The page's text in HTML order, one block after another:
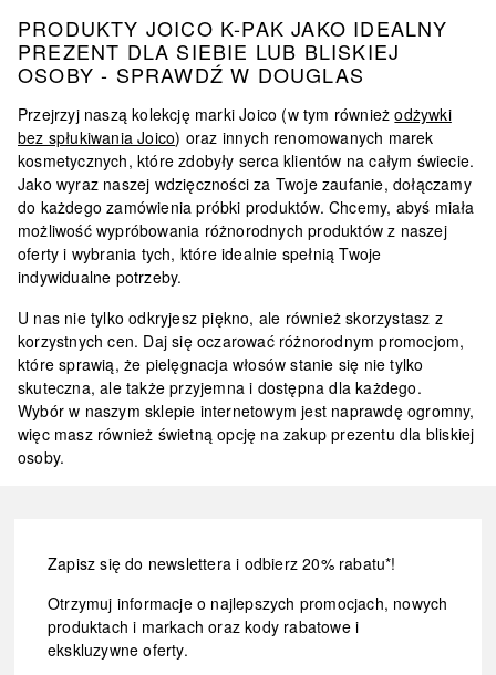
PRODUKTY JOICO K-PAK JAKO IDEALNY
PREZENT DLA SIEBIE LUB BLISKIEJ
OSOBY - SPRAWDŹ W DOUGLAS
Przejrzyj naszą kolekcję marki Joico (w tym równieżodżywki
bez spłukiwania Joico) oraz innych renomowanych marek
kosmetycznych, które zdobyły serca klientów na całym świecie.
Jako wyraz naszej wdzięczności za Twoje zaufanie, dołączamy
do każdego zamówienia próbki produktów. Chcemy, abyś miała
możliwość wypróbowania różnorodnych produktów z naszej
oferty i wybrania tych, które idealnie spełnią Twoje
indywidualne potrzeby.
U nas nie tylko odkryjesz piękno, ale również skorzystasz z
korzystnych cen. Daj się oczarować różnorodnym promocjom,
które sprawią, że pielęgnacja włosów stanie się nie tylko
skuteczna, ale także przyjemna i dostępna dla każdego.
Wybór w naszym sklepie internetowym jest naprawdę ogromny,
więc masz również świetną opcję na zakup prezentu dla bliskiej
osoby.
Zapisz się do newslettera i odbierz 20% rabatu*!
Otrzymuj informacje o najlepszych promocjach, nowych
produktach i markach oraz kody rabatowe i
ekskluzywne oferty.